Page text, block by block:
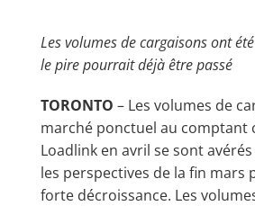
Les volumes de cargaisons ont
le pire pourrait déjà être passé
TORONTO – Les volumes de
marché ponctuel au comptant
Loadlink en avril se sont
les perspectives de la fin mars
forte décroissance. Les